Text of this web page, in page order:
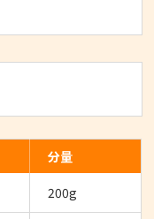
分量
200g